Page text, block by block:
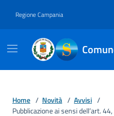
Regione Campania
Home / Novità / Avvisi /
Pubblicazione ai sensi dell’art.